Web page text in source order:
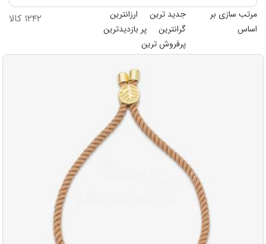
مرتب سازی بر
اساس
جدید ترین
ارزانترین
گرانترین
پر بازدیدترین
پرفروش ترین
۱۲۴۲ کالا